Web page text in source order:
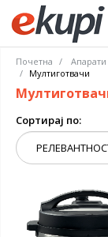
Почетна
Мултиготвачи
Сортирај по: